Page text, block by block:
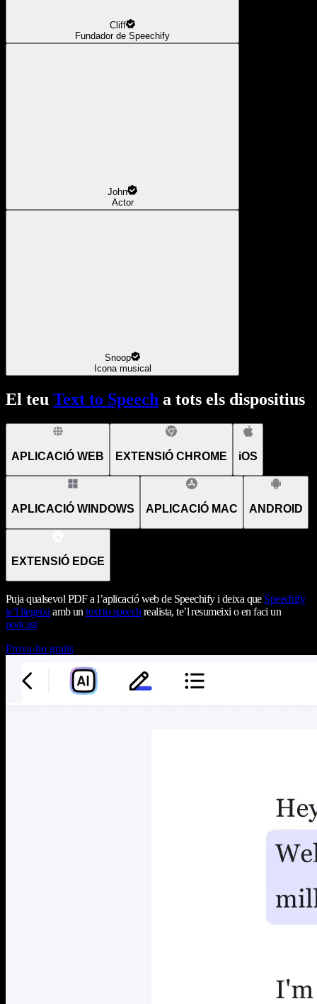
Cliff
Fundador de Speechify
John
Actor
Snoop
Icona musical
El teu Text to Speech a tots els dispositius
APLICACIÓ WEB EXTENSIÓ CHROME iOS
APLICACIÓ WINDOWS APLICACIÓ MAC ANDROID
EXTENSIÓ EDGE
Puja qualsevol PDF a l’aplicació web de Speechify i deixa que Speechify
te’l llegeixi amb untext to speech realista, te’l resumeixi o en faci un
podcast
Prova-ho gratis